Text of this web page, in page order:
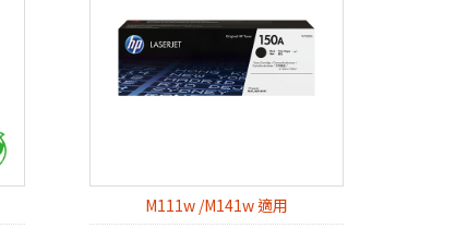
M111w /M141w 適用